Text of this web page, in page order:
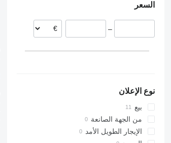
ليتوانيا
بلجيكا
السعر
–
نوع الإعلان
بيع
من الجهة الصانعة
الإيجار الطويل الأمد